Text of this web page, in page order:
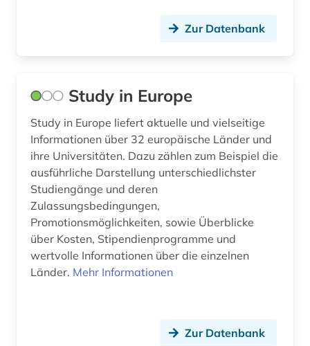
großbritannien (1)
handschrift (1)
hispanistik (1)
hispanoamerika (1)
historische bildungsforschung (1)
historische karte (1)
historische karten (1)
Zur Datenbank
Study in Europe
Study in Europe liefert aktuelle und vielseitige
Informationen über 32 europäische Länder und
ihre Universitäten. Dazu zählen zum Beispiel die
ausführliche Darstellung unterschiedlichster
Studiengänge und deren
Zulassungsbedingungen,
Promotionsmöglichkeiten, sowie Überblicke
über Kosten, Stipendienprogramme und
wertvolle Informationen über die einzelnen
Länder. Mehr Informationen
Zur Datenbank